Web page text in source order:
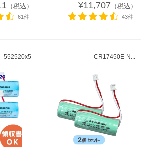
（税込）
61件
¥11,707 （税込）
43件
552520x5 CR17450E-N...